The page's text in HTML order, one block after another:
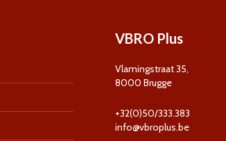
VBRO Plus
Vlamingstraat 35,
8000 Brugge
+32(0)50/333.383
info@vbroplus.be